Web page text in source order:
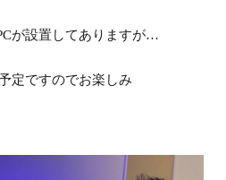
が設置してありますが…
定ですのでお楽しみ